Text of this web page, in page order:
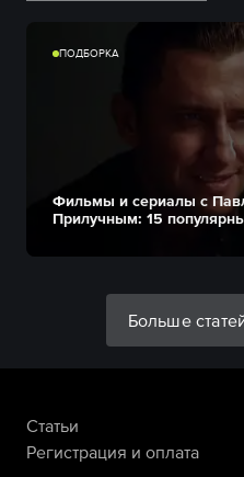
ПОДБОРКА
Фильмы и сериалы с
Прилучным: 15
Больше
Статьи
Регистрация и оплата